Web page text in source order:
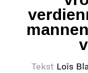
Tekst Loïs